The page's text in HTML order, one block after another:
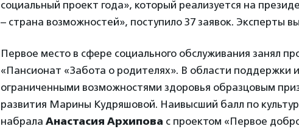
социальный проект года», который реализуется на
– страна возможностей», поступило 37 заявок. Эксперты
Первое место в сфере социального обслуживания занял
«Пансионат «Забота о родителях». В области поддержки
ограниченными возможностями здоровья образцовым
развития Марины Кудряшовой. Наивысший балл по
набрала Анастасия Архипова с проектом «Первое